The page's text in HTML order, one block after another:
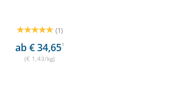
(1)
ab € 34,651
(€ 1,43/kg)